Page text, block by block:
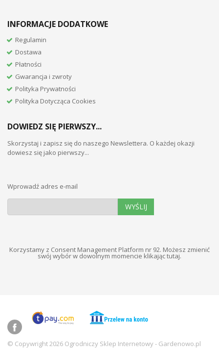
INFORMACJE DODATKOWE
Regulamin
Dostawa
Płatności
Gwarancja i zwroty
Polityka Prywatności
Polityka Dotycząca Cookies
DOWIEDZ SIĘ PIERWSZY...
Skorzystaj i zapisz się do naszego Newslettera. O każdej okazji
dowiesz się jako pierwszy...
Wprowadź adres e-mail
WYŚLIJ
Korzystamy z Consent Management Platform nr 92. Możesz zmienić
swój wybór w dowolnym momencie klikając tutaj.
© Copywright 2026 Ogrodniczy Sklep Internetowy - Gardenowo.pl